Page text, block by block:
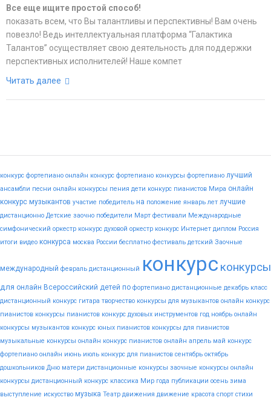
Все еще ищите простой способ!
показать всем, что Вы талантливы и перспективны! Вам очень
повезло! Ведь интеллектуальная платформа “Галактика
Талантов” осуществляет свою деятельность для поддержки
перспективных исполнителей! Наше компет
Читать далее
конкурс фортепиано онлайн конкурс фортепиано конкурсы фортепиано лучший
ансамбли песни онлайн конкурсы пения дети конкурс пианистов Мира онлайн
конкурс музыкантов участие победитель на положение январь лет лучшие
дистанционно Детские заочно победители Март фестивали Международные
симфонический оркестр конкурс духовой оркестр конкурс Интернет диплом Россия
итоги видео конкурса москва России бесплатно фестиваль детский Заочные
международный февраль дистанционный конкурс конкурсы
для онлайн Всероссийский детей по фортепиано дистанционные декабрь класс
дистанционный конкурс гитара творчество конкурсы для музыкантов онлайн конкурс
пианистов конкурсы пианистов конкурс духовых инструментов год ноябрь онлайн
конкурсы музыкантов конкурс юных пианистов конкурсы для пианистов
музыкальные конкурсы онлайн конкурс пианистов онлайн апрель май конкурс
фортепиано онлайн июнь июль конкурс для пианистов сентябрь октябрь
дошкольников Дню матери дистанционные конкурсы заочные конкурсы онлайн
конкурсы дистанционный конкурс классика Мир года публикации осень зима
выступление искусство музыка Театр движения движение красота спорт стихи